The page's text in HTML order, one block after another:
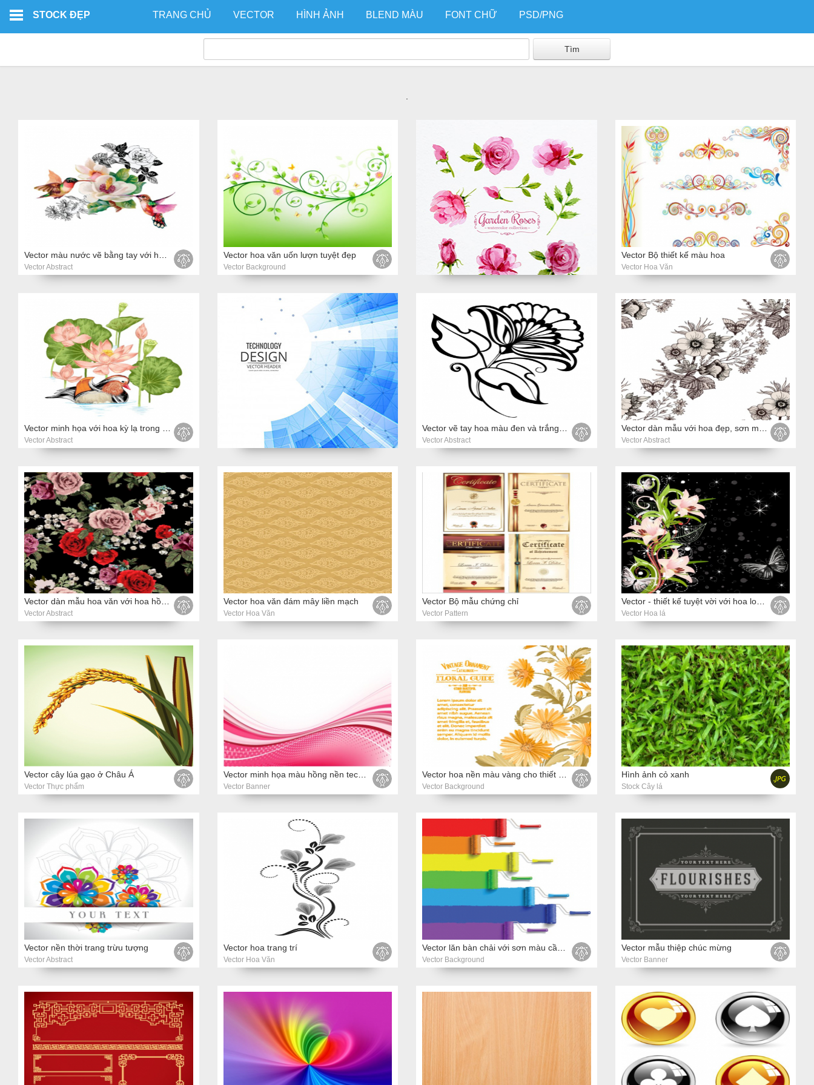
STOCK ĐẸP TRANG CHỦ VECTOR HÌNH ẢNH BLEND MÀU FONT CHỮ PSD/PNG
Vector Abstract
Vector hoa văn uốn lượn tuyệt đẹp
Vector Background
Vector Bộ thiết kế màu hoa
Vector Hoa Văn
Vector Abstract Vector Abstract Vector Abstract
Vector Abstract
Vector hoa văn đám mây liền mạch
Vector Hoa Văn
Vector Bộ mẫu chứng chỉ
Vector Pattern
Vector - thiết kế tuyệt vời với hoa loa kèn
Vector Hoa lá
Vector cây lúa gạo ở Châu Á
Vector Thực phẩm
Vector minh họa màu hồng nền techno trừu tượng với các dấu chấm và đường cong
Vector Banner Vector Background
Hình ảnh cỏ xanh
Stock Cây lá
Vector nền thời trang trừu tượng
Vector Abstract
Vector hoa trang trí
Vector Hoa Văn Vector Background
Vector mẫu thiệp chúc mừng
Vector Banner